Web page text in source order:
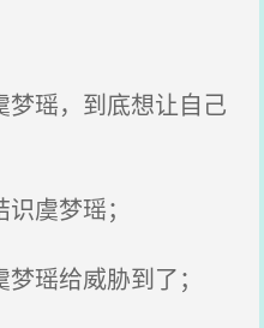
瑶，到底想让自己
虞梦瑶；
瑶给威胁到了；